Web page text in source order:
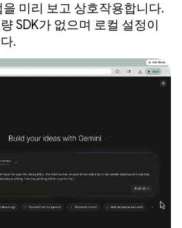
미리 보고 상호작용합니다.
SDK가 없으며 로컬 설정이
.